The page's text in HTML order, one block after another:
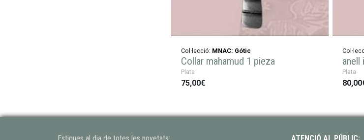
Col·lecció: MNAC: Gótic
Collar mahamud 1 pieza
Plata
75,00€
anell
Plata
Estigues al dia de totes les novetats: ATENCIÓ AL PÚBLIC: